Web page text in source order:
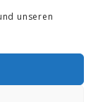
unseren